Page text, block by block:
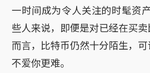
一时间成为令人关注的时
些人来说，即便是对已经在买
而言，比特币仍然十分陌生，可
不爱你更难。